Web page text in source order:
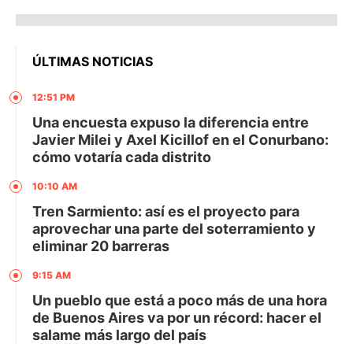
ÚLTIMAS NOTICIAS
12:51 PM
Una encuesta expuso la diferencia entre
Javier Milei y Axel Kicillof en el Conurbano:
cómo votaría cada distrito
10:10 AM
Tren Sarmiento: así es el proyecto para
aprovechar una parte del soterramiento y
eliminar 20 barreras
9:15 AM
Un pueblo que está a poco más de una hora
de Buenos Aires va por un récord: hacer el
salame más largo del país